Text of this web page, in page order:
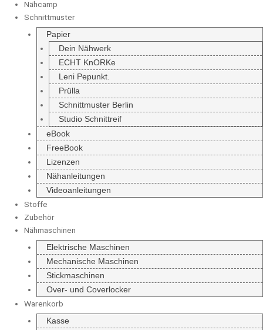
Nähcamp
Schnittmuster
Papier
Dein Nähwerk
ECHT KnORKe
Leni Pepunkt.
Prülla
Schnittmuster Berlin
Studio Schnittreif
eBook
FreeBook
Lizenzen
Nähanleitungen
Videoanleitungen
Stoffe
Zubehör
Nähmaschinen
Elektrische Maschinen
Mechanische Maschinen
Stickmaschinen
Over- und Coverlocker
Warenkorb
Kasse